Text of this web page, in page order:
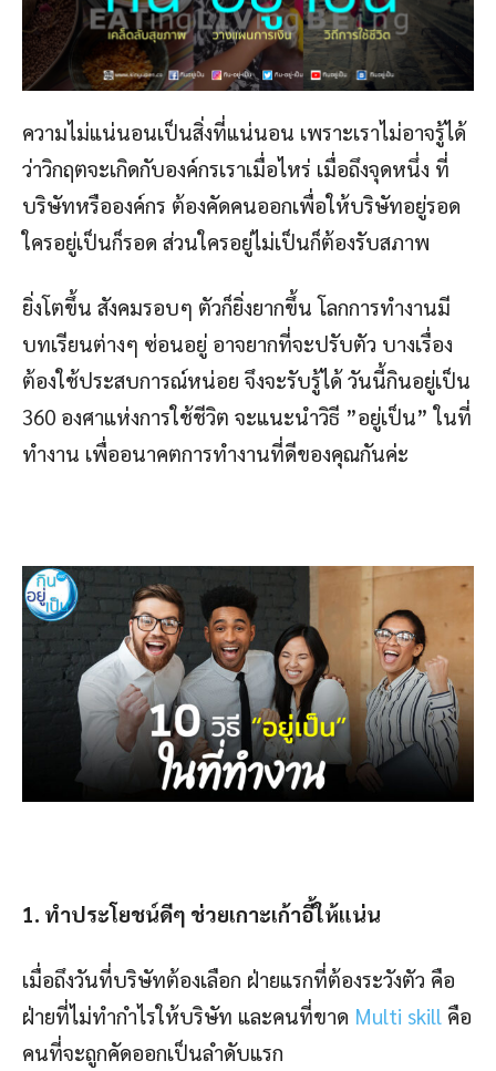
ความไม่แน่นอนเป็นสิ่งที่แน่นอน เพราะเราไม่อาจรู้ได้
ว่าวิกฤตจะเกิดกับองค์กรเราเมื่อไหร่ เมื่อถึงจุดหนึ่ง ที่
บริษัทหรือองค์กร ต้องคัดคนออกเพื่อให้บริษัทอยู่รอด
ใครอยู่เป็นก็รอด ส่วนใครอยู่ไม่เป็นก็ต้องรับสภาพ
ยิ่งโตขึ้น สังคมรอบๆ ตัวก็ยิ่งยากขึ้น โลกการทำงานมี
บทเรียนต่างๆ ซ่อนอยู่ อาจยากที่จะปรับตัว บางเรื่อง
ต้องใช้ประสบการณ์หน่อย จึงจะรับรู้ได้ วันนี้กินอยู่เป็น
360 องศาแห่งการใช้ชีวิต จะแนะนำวิธี ”อยู่เป็น” ในที่
ทำงาน เพื่ออนาคตการทำงานที่ดีของคุณกันค่ะ
1. ทำประโยชน์ดีๆ ช่วยเกาะเก้าอี้ให้แน่น
เมื่อถึงวันที่บริษัทต้องเลือก ฝ่ายแรกที่ต้องระวังตัว คือ
ฝ่ายที่ไม่ทำกำไรให้บริษัท และคนที่ขาด Multi skill คือ
คนที่จะถูกคัดออกเป็นลำดับแรก